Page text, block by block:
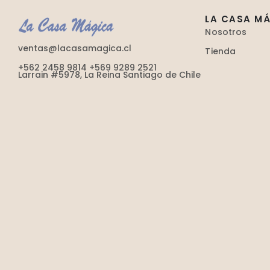
ventas@lacasamagica.cl
+562 2458 9814 +569 9289 2521
Larrain #5978, La Reina Santiago de Chile
LA CASA
Nosotros
Tienda